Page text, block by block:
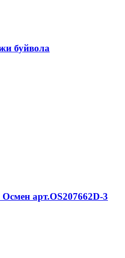
буйвола
арт.OS207662D-3